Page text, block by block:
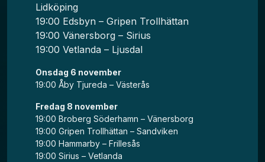
Lidköping
19:00 Edsbyn – Gripen Trollhättan
19:00 Vänersborg – Sirius
19:00 Vetlanda – Ljusdal
Onsdag 6 november
19:00 Åby Tjureda – Västerås
Fredag 8 november
19:00 Broberg Söderhamn – Vänersborg
19:00 Gripen Trollhättan – Sandviken
19:00 Hammarby – Frillesås
19:00 Sirius – Vetlanda